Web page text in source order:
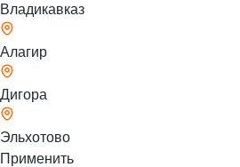
Владикавказ
Алагир
Дигора
Эльхотово
Применить